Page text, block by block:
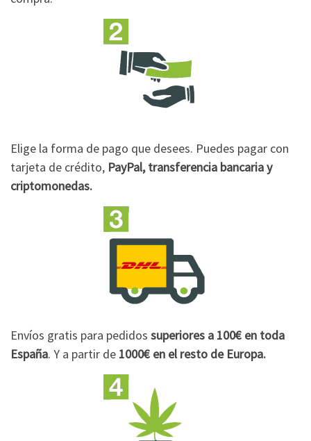
Elige la forma de pago que desees. Puedes pagar con
tarjeta de crédito, PayPal, transferencia bancaria y
criptomonedas.
Envíos gratis para pedidos superiores a 100€ en toda
España. Y a partir de 1000€ en el resto de Europa.